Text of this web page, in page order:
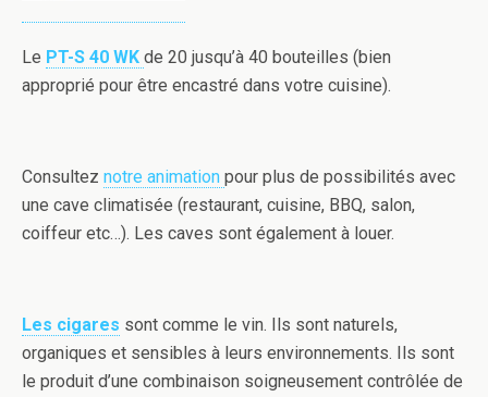
Le PT-S 40 WK de 20 jusqu’à 40 bouteilles (bien
approprié pour être encastré dans votre cuisine).
Consultez notre animation pour plus de possibilités avec
une cave climatisée (restaurant, cuisine, BBQ, salon,
coiffeur etc…). Les caves sont également à louer.
Les cigares sont comme le vin. Ils sont naturels,
organiques et sensibles à leurs environnements. Ils sont
le produit d’une combinaison soigneusement contrôlée de